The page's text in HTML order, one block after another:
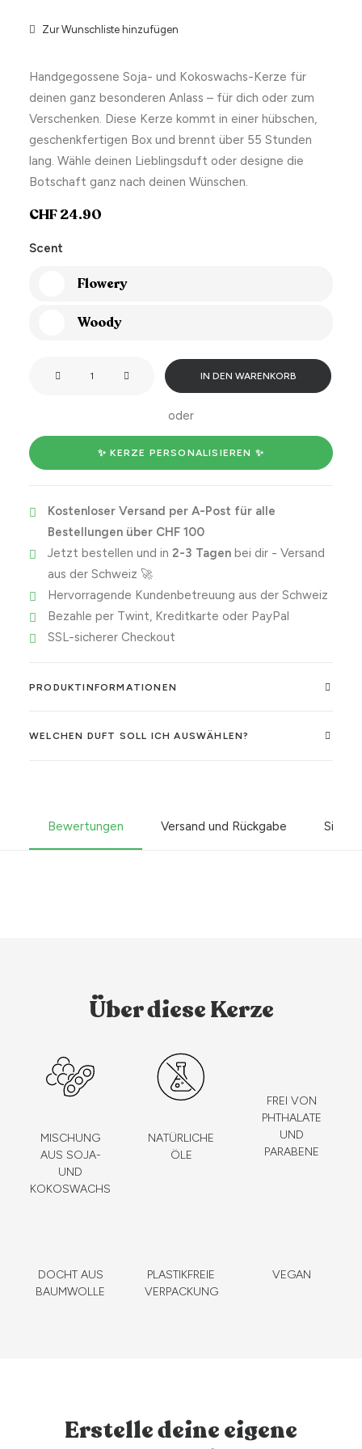
Zur Wunschliste hinzufügen
Handgegossene Soja- und Kokoswachs-Kerze für
deinen ganz besonderen Anlass – für dich oder zum
Verschenken. Diese Kerze kommt in einer hübschen,
geschenkfertigen Box und brennt über 55 Stunden
lang. Wähle deinen Lieblingsduft oder designe die
Botschaft ganz nach deinen Wünschen.
CHF24.90
Scent
Flowery
Woody
light
this
and
pretend
you're
a
romantic
date
Menge
IN DEN WARENKORB
oder
✨ KERZE PERSONALISIEREN ✨
Kostenloser Versand per A-Post für alle
Bestellungen über CHF 100
Jetzt bestellen und in 2-3 Tagenbei dir - Versand
aus der Schweiz 🚀
Hervorragende Kundenbetreuung aus der Schweiz
Bezahle per Twint, Kreditkarte oder PayPal
SSL-sicherer Checkout
PRODUKTINFORMATIONEN
WELCHEN DUFT SOLL ICH AUSWÄHLEN?
Bewertungen Versand und Rückgabe
Über diese Kerze
MISCHUNG
AUS SOJA-
UND
KOKOSWACHS
NATÜRLICHE
ÖLE
FREI VON
PHTHALATE
UND
PARABENE
DOCHT AUS
BAUMWOLLE
PLASTIKFREIE
VERPACKUNG
VEGAN
Erstelle deine eigene